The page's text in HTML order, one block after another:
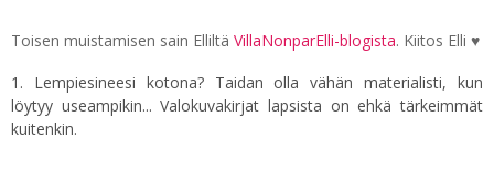
Toisen muistamisen sain Elliltä VillaNonparElli-blogista. Kiitos Elli ♥
1. Lempiesineesi kotona? Taidan olla vähän materialisti, kun
löytyy useampikin... Valokuvakirjat lapsista on ehkä tärkeimmät
kuitenkin.